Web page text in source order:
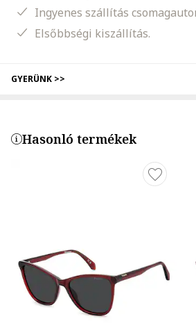
Ingyenes szállítás
Elsőbbségi kiszállítás.
GYERÜNK >>
Hasonló termékek